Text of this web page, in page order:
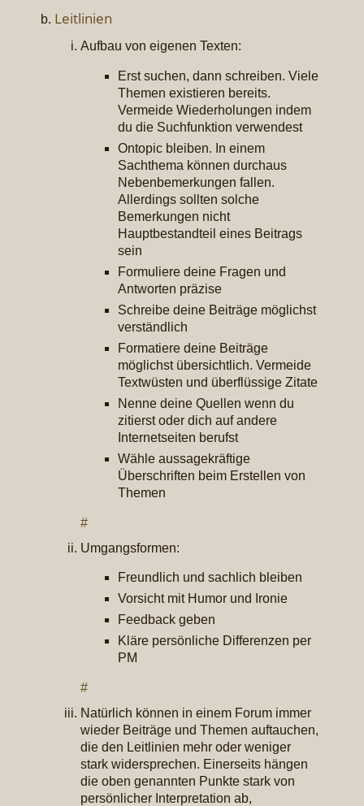
Leitlinien
Aufbau von eigenen Texten:
Erst suchen, dann schreiben. Viele
Themen existieren bereits.
Vermeide Wiederholungen indem
du die Suchfunktion verwendest
Ontopic bleiben. In einem
Sachthema können durchaus
Nebenbemerkungen fallen.
Allerdings sollten solche
Bemerkungen nicht
Hauptbestandteil eines Beitrags
sein
Formuliere deine Fragen und
Antworten präzise
Schreibe deine Beiträge möglichst
verständlich
Formatiere deine Beiträge
möglichst übersichtlich. Vermeide
Textwüsten und überflüssige Zitate
Nenne deine Quellen wenn du
zitierst oder dich auf andere
Internetseiten berufst
Wähle aussagekräftige
Überschriften beim Erstellen von
Themen
#
Umgangsformen:
Freundlich und sachlich bleiben
Vorsicht mit Humor und Ironie
Feedback geben
Kläre persönliche Differenzen per
PM
#
Natürlich können in einem Forum immer
wieder Beiträge und Themen auftauchen,
die den Leitlinien mehr oder weniger
stark widersprechen. Einerseits hängen
die oben genannten Punkte stark von
persönlicher Interpretation ab,